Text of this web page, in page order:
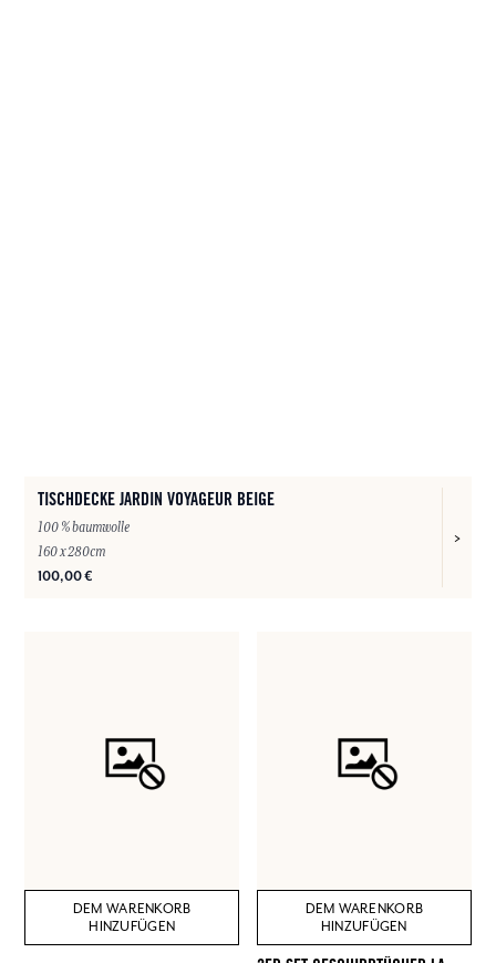
TISCHDECKE JARDIN VOYAGEUR BEIGE
100 % baumwolle
160 x 280cm
100,00 €
DEM WARENKORB
HINZUFÜGEN
DEM WARENKORB
HINZUFÜGEN